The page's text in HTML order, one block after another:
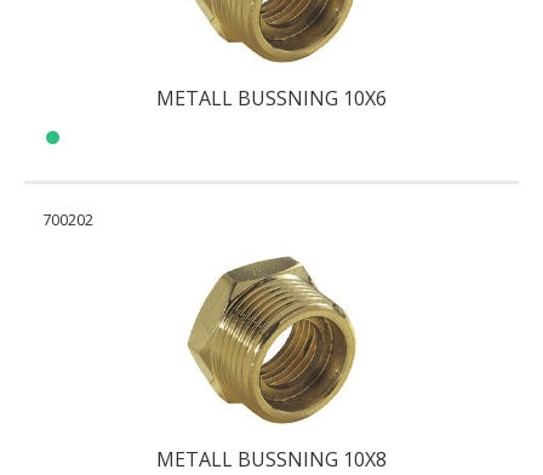
METALL BUSSNING 10X6
700202
METALL BUSSNING 10X8